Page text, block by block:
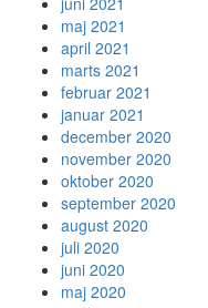
maj 2021
april 2021
marts 2021
februar 2021
januar 2021
december 2020
november 2020
oktober 2020
september 2020
august 2020
juli 2020
juni 2020
maj 2020